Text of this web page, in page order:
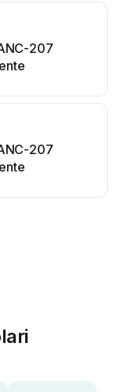
207
207